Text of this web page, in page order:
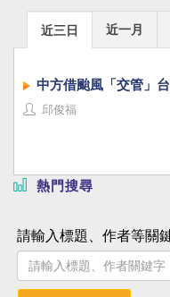
近三日 近一月
中方借颱風「交管」
邱俊福
熱門搜尋
請輸入標題、作者等關